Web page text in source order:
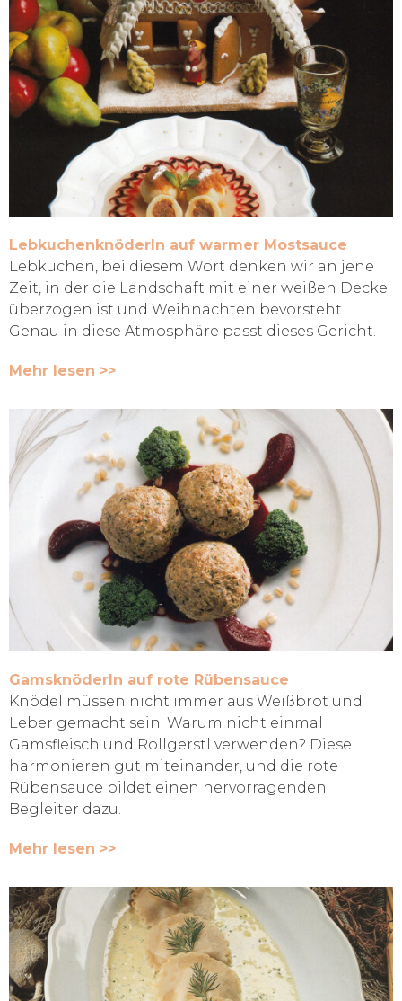
Lebkuchenknöderln auf warmer Mostsauce
Lebkuchen, bei diesem Wort denken wir an jene
Zeit, in der die Landschaft mit einer weißen Decke
überzogen ist und Weihnachten bevorsteht.
Genau in diese Atmosphäre passt dieses Gericht.
Mehr lesen >>
Gamsknöderln auf rote Rübensauce
Knödel müssen nicht immer aus Weißbrot und
Leber gemacht sein. Warum nicht einmal
Gamsfleisch und Rollgerstl verwenden? Diese
harmonieren gut miteinander, und die rote
Rübensauce bildet einen hervorragenden
Begleiter dazu.
Mehr lesen >>